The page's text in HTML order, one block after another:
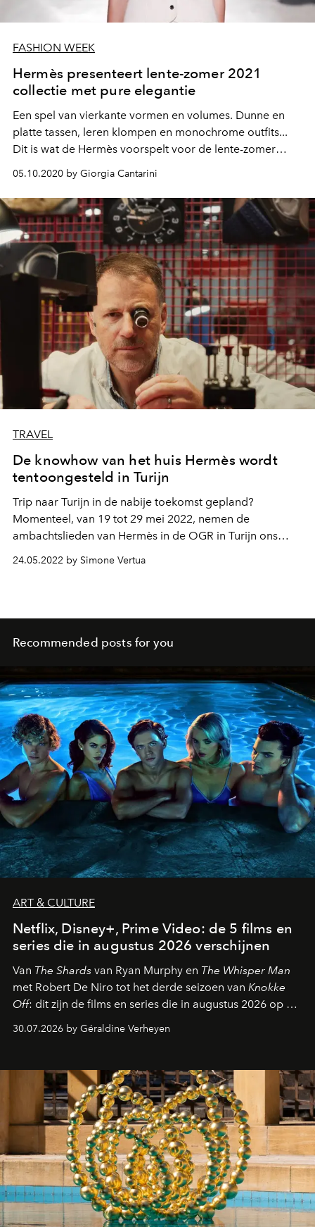
FASHION WEEK
Hermès presenteert lente-zomer 2021
collectie met pure elegantie
Een spel van vierkante vormen en volumes. Dunne en
platte tassen, leren klompen en monochrome outfits...
Dit is wat de Hermès voorspelt voor de lente-zomer
05.10.2020 by Giorgia Cantarini
TRAVEL
De knowhow van het huis Hermès wordt
tentoongesteld in Turijn
Trip naar Turijn in de nabije toekomst gepland?
Momenteel, van 19 tot 29 mei 2022, nemen de
ambachtslieden van Hermès in de OGR in Turijn ons
mee op een ontdekkingstocht langs hun meesterlijke
gebaren, duurzame modellen en de ziel van de savoir-
24.05.2022 by Simone Vertua
Recommended posts for you
ART & CULTURE
Netflix, Disney+, Prime Video: de 5 films en
series die in augustus 2026 verschijnen
Van The Shards van Ryan Murphy en The Whisper Man
met Robert De Niro tot het derde seizoen van Knokke
Off: dit zijn de films en series die in augustus 2026 op de
streamingplatformen verschijnen.
30.07.2026 by Géraldine Verheyen